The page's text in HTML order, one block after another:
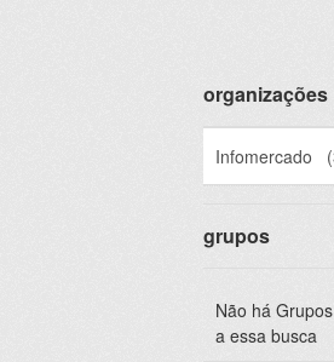
organizações
Infomercado
grupos
Não há
a essa busca